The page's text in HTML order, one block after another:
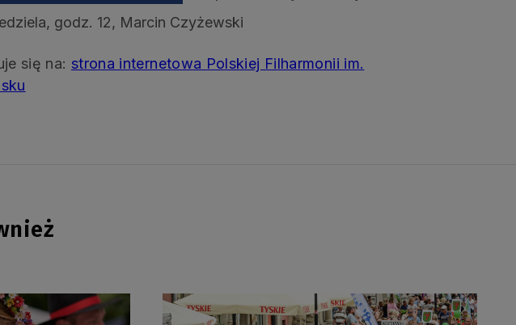
godz. 12, Marcin Czyżewski
się na: strona internetowa Polskiej Filharmonii im.